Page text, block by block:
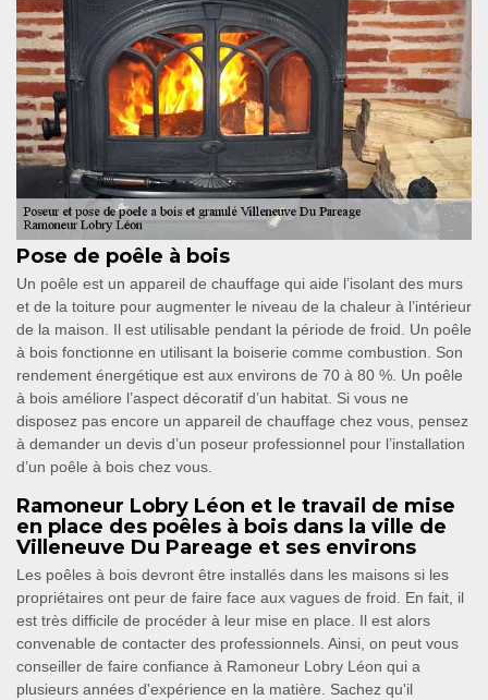
Pose de poêle à bois
Un poêle est un appareil de chauffage qui aide l’isolant des murs
et de la toiture pour augmenter le niveau de la chaleur à l’intérieur
de la maison. Il est utilisable pendant la période de froid. Un poêle
à bois fonctionne en utilisant la boiserie comme combustion. Son
rendement énergétique est aux environs de 70 à 80 %. Un poêle
à bois améliore l’aspect décoratif d’un habitat. Si vous ne
disposez pas encore un appareil de chauffage chez vous, pensez
à demander un devis d’un poseur professionnel pour l’installation
d’un poêle à bois chez vous.
Ramoneur Lobry Léon et le travail de mise
en place des poêles à bois dans la ville de
Villeneuve Du Pareage et ses environs
Les poêles à bois devront être installés dans les maisons si les
propriétaires ont peur de faire face aux vagues de froid. En fait, il
est très difficile de procéder à leur mise en place. Il est alors
convenable de contacter des professionnels. Ainsi, on peut vous
conseiller de faire confiance à Ramoneur Lobry Léon qui a
plusieurs années d'expérience en la matière. Sachez qu'il